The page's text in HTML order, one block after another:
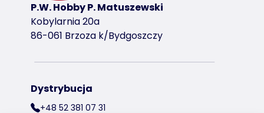
P.W. Hobby P. Matuszewski
Kobylarnia 20a
86-061 Brzoza k/Bydgoszczy
Dystrybucja
+48 52 381 07 31